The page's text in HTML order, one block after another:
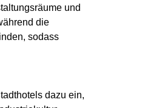
und
die
sodass
dazu ein,